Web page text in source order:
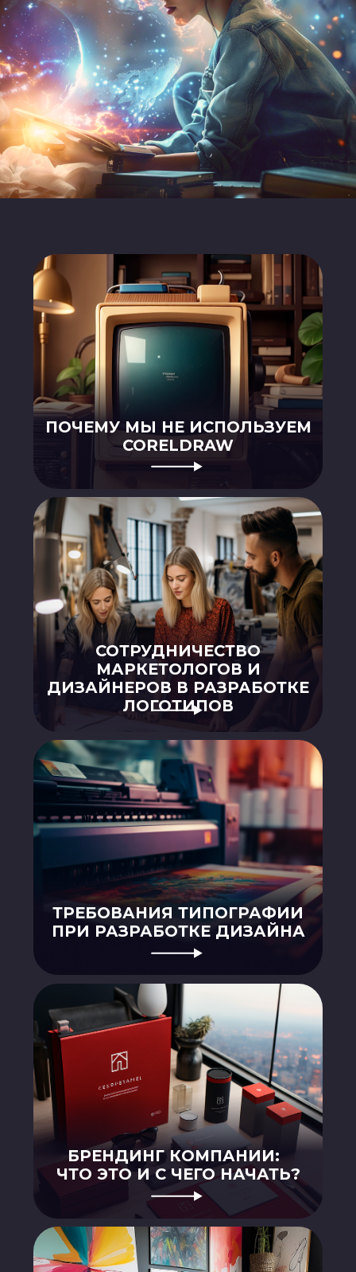
СОЗДАНИЕ ПРЕЗЕНТАЦИИ:
ЭТАПЫ РАЗРАБОТКИ И
ЗНАЧЕНИЕ ДИЗАЙНА
БРЕНДИНГ КОМПАНИИ:
ЧТО ЭТО И С ЧЕГО НАЧАТЬ?
ТРЕБОВАНИЯ ТИПОГРАФИИ
ПРИ РАЗРАБОТКЕ ДИЗАЙНА
СОТРУДНИЧЕСТВО
МАРКЕТОЛОГОВ И
ДИЗАЙНЕРОВ В РАЗРАБОТКЕ
ЛОГОТИПОВ
ПОЧЕМУ МЫ НЕ ИСПОЛЬЗУЕМ
СТАТЬИ ПРО ПРЕЗЕНТАЦИИ
КАК СДЕЛАТЬ ПРЕЗЕНТАЦИЮ
КОМПАНИИ, КОТОРАЯ
ДЕЙСТВИТЕЛЬНО РАБОТАЕТ:
ПОДРОБНОЕ РУКОВОДСТВО С
ПРИМЕРАМИ